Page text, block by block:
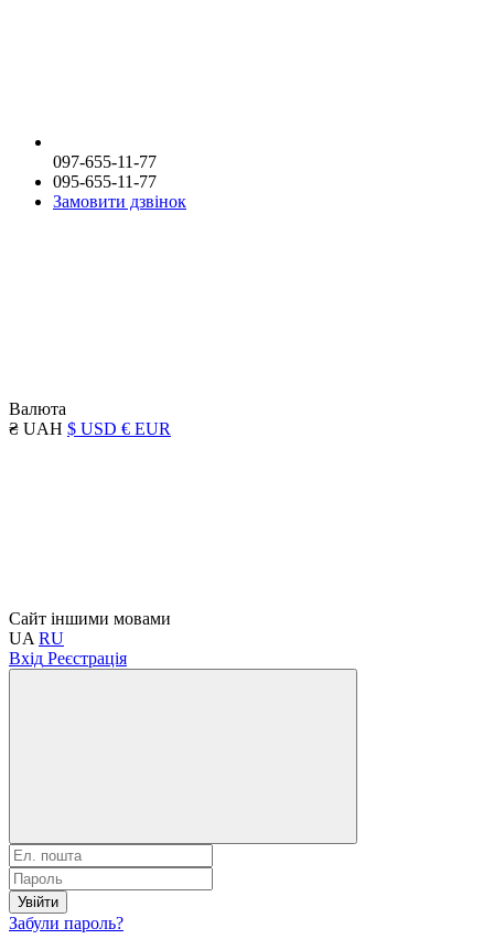
097-655-11-77
095-655-11-77
Замовити дзвінок
Валюта
₴ UAH $ USD € EUR
Сайт іншими мовами
UA RU
Вхід Реєстрація
Увійти
Забули пароль?